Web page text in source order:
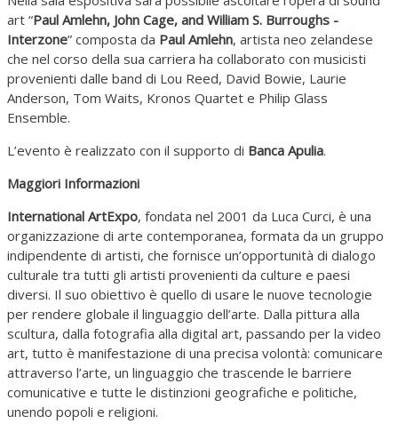
art “Paul Amlehn, John Cage, and William S. Burroughs -
Interzone” composta da Paul Amlehn, artista neo zelandese
che nel corso della sua carriera ha collaborato con musicisti
provenienti dalle band di Lou Reed, David Bowie, Laurie
Anderson, Tom Waits, Kronos Quartet e Philip Glass
Ensemble.
L’evento è realizzato con il supporto di Banca Apulia.
Maggiori Informazioni
International ArtExpo, fondata nel 2001 da Luca Curci, è una
organizzazione di arte contemporanea, formata da un gruppo
indipendente di artisti, che fornisce un’opportunità di dialogo
culturale tra tutti gli artisti provenienti da culture e paesi
diversi. Il suo obiettivo è quello di usare le nuove tecnologie
per rendere globale il linguaggio dell’arte. Dalla pittura alla
scultura, dalla fotografia alla digital art, passando per la video
art, tutto è manifestazione di una precisa volontà: comunicare
attraverso l’arte, un linguaggio che trascende le barriere
comunicative e tutte le distinzioni geografiche e politiche,
unendo popoli e religioni.